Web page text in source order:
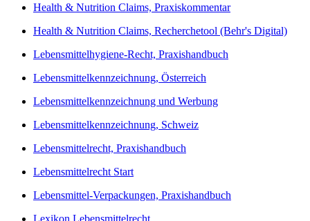
Health & Nutrition Claims, Praxiskommentar
Health & Nutrition Claims, Recherchetool (Behr's Digital)
Lebensmittelhygiene-Recht, Praxishandbuch
Lebensmittelkennzeichnung, Österreich
Lebensmittelkennzeichnung und Werbung
Lebensmittelkennzeichnung, Schweiz
Lebensmittelrecht, Praxishandbuch
Lebensmittelrecht Start
Lebensmittel-Verpackungen, Praxishandbuch
Lexikon Lebensmittelrecht